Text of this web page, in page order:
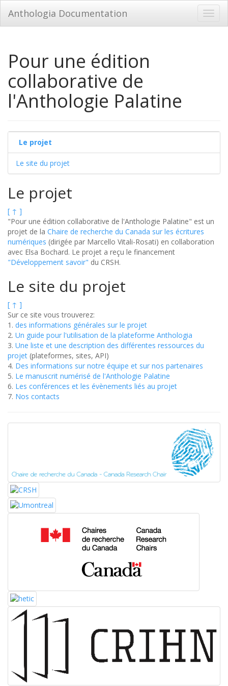
Anthologia Documentation
Pour une édition
collaborative de
l'Anthologie Palatine
Le projet
Le site du projet
Le projet
[ ↑ ]
"Pour une édition collaborative de l'Anthologie Palatine" est un
projet de la Chaire de recherche du Canada sur les écritures
numériques (dirigée par Marcello Vitali-Rosati) en collaboration
avec Elsa Bochard. Le projet a reçu le financement
"Développement savoir" du CRSH.
Le site du projet
[ ↑ ]
Sur ce site vous trouverez:
1. des informations générales sur le projet
2. Un guide pour l'utilisation de la plateforme Anthologia
3. Une liste et une description des différentes ressources du
projet (plateformes, sites, API)
4. Des informations sur notre équipe et sur nos partenaires
5. Le manuscrit numérisé de l'Anthologie Palatine
6. Les conférences et les évènements liés au projet
7. Nos contacts